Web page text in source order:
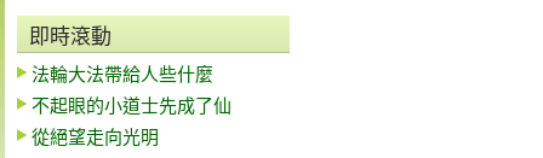
即時滾動
法輪大法帶給人些什麼
不起眼的小道士先成了仙
從絕望走向光明